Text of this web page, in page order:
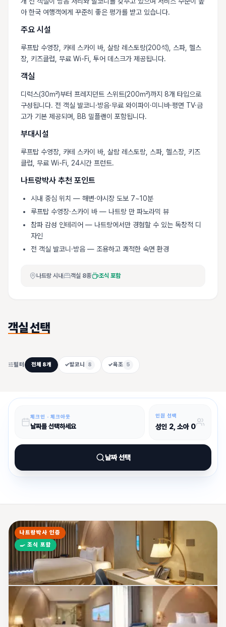
아 한국 여행객에게 꾸준히 좋은 평가를 받고 있습니다.
주요 시설
루프탑 수영장, 카테 스카이 바, 살람 레스토랑(200석), 스파, 헬스
장, 키즈클럽, 무료 Wi-Fi, 투어 데스크가 제공됩니다.
객실
디럭스(30㎡)부터 프레지던트 스위트(200㎡)까지 8개 타입으로
구성됩니다. 전 객실 발코니·방음·무료 와이파이·미니바·평면 TV·금
고가 기본 제공되며, BB 밀플랜이 포함됩니다.
부대시설
루프탑 수영장, 카테 스카이 바, 살람 레스토랑, 스파, 헬스장, 키즈
클럽, 무료 Wi-Fi, 24시간 프런트.
나트랑박사 추천 포인트
시내 중심 위치 — 해변·야시장 도보 7~10분
루프탑 수영장·스카이 바 — 나트랑 만 파노라믹 뷰
참파 감성 인테리어 — 나트랑에서만 경험할 수 있는 독창적 디
자인
전 객실 발코니·방음 — 조용하고 쾌적한 숙면 환경
나트랑 시내 객실 8종 조식 포함
객실 선택
필터 전체 8개 ✓발코니 8 ✓욕조 5
체크인 · 체크아웃
날짜를 선택하세요
인원 선택
성인 2 , 소아 0
날짜 선택
나트랑박사 인증
🍳 조식 포함